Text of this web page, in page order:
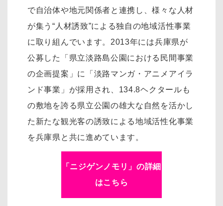
で自治体や地元関係者と連携し、様々な人材
が集う“人材誘致”による独自の地域活性事業
に取り組んでいます。2013年には兵庫県が
公募した「県立淡路島公園における民間事業
の企画提案」に「淡路マンガ・アニメアイラ
ンド事業」が採用され、134.8ヘクタールも
の敷地を誇る県立公園の雄大な自然を活かし
た新たな観光客の誘致による地域活性化事業
を兵庫県と共に進めています。
「ニジゲンノモリ」の詳細
はこちら